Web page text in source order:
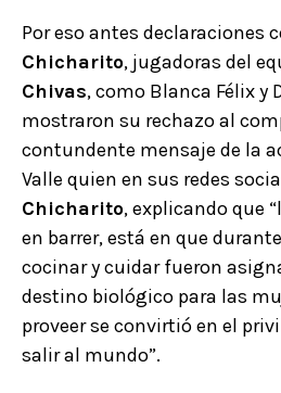
Por eso antes declaraciones
Chicharito, jugadoras del
Chivas, como Blanca Félix y
mostraron su rechazo al
contundente mensaje de la
Valle quien en sus redes
Chicharito, explicando que
en barrer, está en que
cocinar y cuidar fueron
destino biológico para las
proveer se convirtió en el
salir al mundo”.